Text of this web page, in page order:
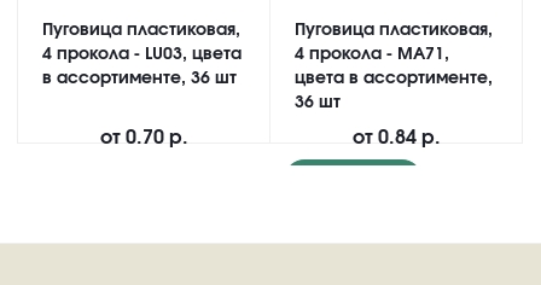
Пуговица пластиковая,
4 прокола - LU03, цвета
в ассортименте, 36 шт
от 0.70 р.
Пуговица пластиковая,
4 прокола - MA71,
цвета в ассортименте,
36 шт
от 0.84 р.